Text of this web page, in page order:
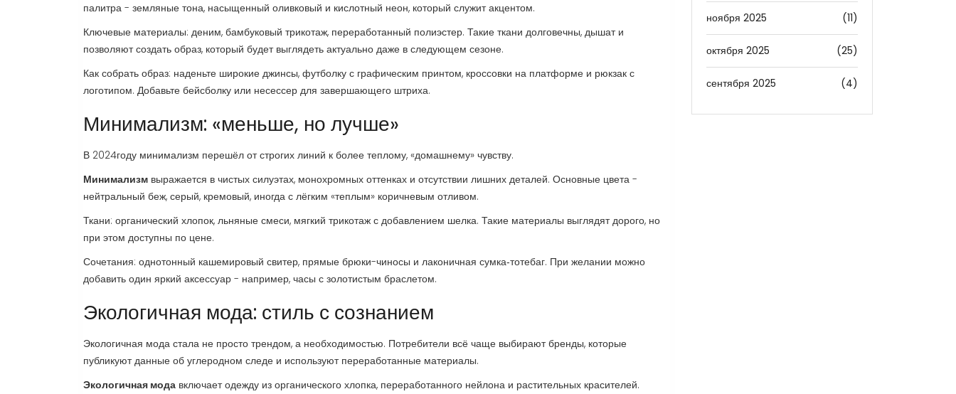
палитра - земляные тона, насыщенный оливковый и кислотный неон, который служит акцентом.
Ключевые материалы: деним, бамбуковый трикотаж, переработанный полиэстер. Такие ткани долговечны, дышат и
позволяют создать образ, который будет выглядеть актуально даже в следующем сезоне.
Как собрать образ: наденьте широкие джинсы, футболку с графическим принтом, кроссовки на платформе и рюкзак с
логотипом. Добавьте бейсболку или несессер для завершающего штриха.
Минимализм: «меньше, но лучше»
В 2024году минимализм перешёл от строгих линий к более теплому, «домашнему» чувству.
Минимализм выражается в чистых силуэтах, монохромных оттенках и отсутствии лишних деталей. Основные цвета -
нейтральный беж, серый, кремовый, иногда с лёгким «теплым» коричневым отливом.
Ткани: органический хлопок, льняные смеси, мягкий трикотаж с добавлением шелка. Такие материалы выглядят дорого, но
при этом доступны по цене.
Сочетания: однотонный кашемировый свитер, прямые брюки-чиносы и лаконичная сумка‑тотебаг. При желании можно
добавить один яркий аксессуар - например, часы с золотистым браслетом.
Экологичная мода: стиль с сознанием
Экологичная мода стала не просто трендом, а необходимостью. Потребители всё чаще выбирают бренды, которые
публикуют данные об углеродном следе и используют переработанные материалы.
Экологичная мода включает одежду из органического хлопка, переработанного нейлона и растительных красителей.
ноября 2025 (11)
октября 2025 (25)
сентября 2025 (4)